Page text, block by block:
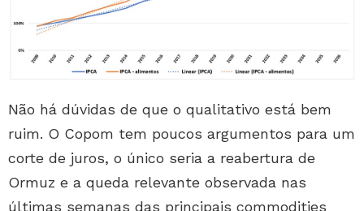
Não há dúvidas de que o qualitativo está bem
ruim. O Copom tem poucos argumentos para um
corte de juros, o único seria a reabertura de
Ormuz e a queda relevante observada nas
últimas semanas das principais commodities